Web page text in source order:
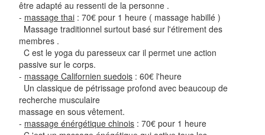
être adapté au ressenti de la personne .
- massage thai : 70€ pour 1 heure ( massage habillé )
Massage traditionnel surtout basé sur l'étirement des
membres .
C est le yoga du paresseux car il permet une action
passive sur le corps.
- massage Californien suedois : 60€ l'heure
Un classique de pétrissage profond avec beaucoup de
recherche musculaire
massage en sous vêtement.
- massage énérgétique chinois : 70€ pour 1 heure